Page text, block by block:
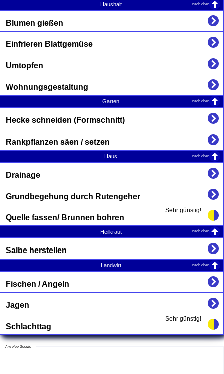
Haushalt nach oben
Blumen gießen
Einfrieren Blattgemüse
Umtopfen
Wohnungsgestaltung
Garten nach oben
Hecke schneiden (Formschnitt)
Rankpflanzen säen / setzen
Haus nach oben
Drainage
Grundbegehung durch Rutengeher
Sehr günstig!
Quelle fassen/ Brunnen bohren
Heilkraut nach oben
Salbe herstellen
Landwirt nach oben
Fischen / Angeln
Jagen
Sehr günstig!
Schlachttag
Anzeige Google